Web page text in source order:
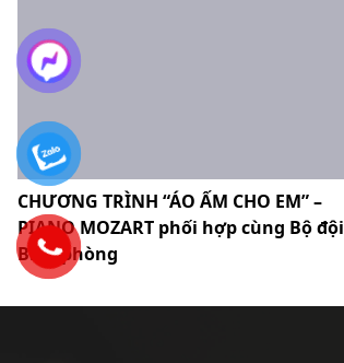
CHƯƠNG TRÌNH “ÁO ẤM CHO EM” –
PIANO MOZART phối hợp cùng Bộ đội
Biên phòng